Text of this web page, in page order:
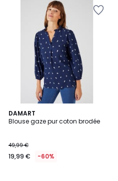
DAMART
Blouse gaze pur coton brodée
49,99 €
19,99 € -60%